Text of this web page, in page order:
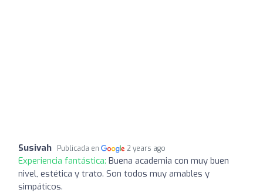
Susivah Publicada en 2 years ago
Experiencia fantástica: Buena academia con muy buen
nivel, estética y trato. Son todos muy amables y
simpáticos.